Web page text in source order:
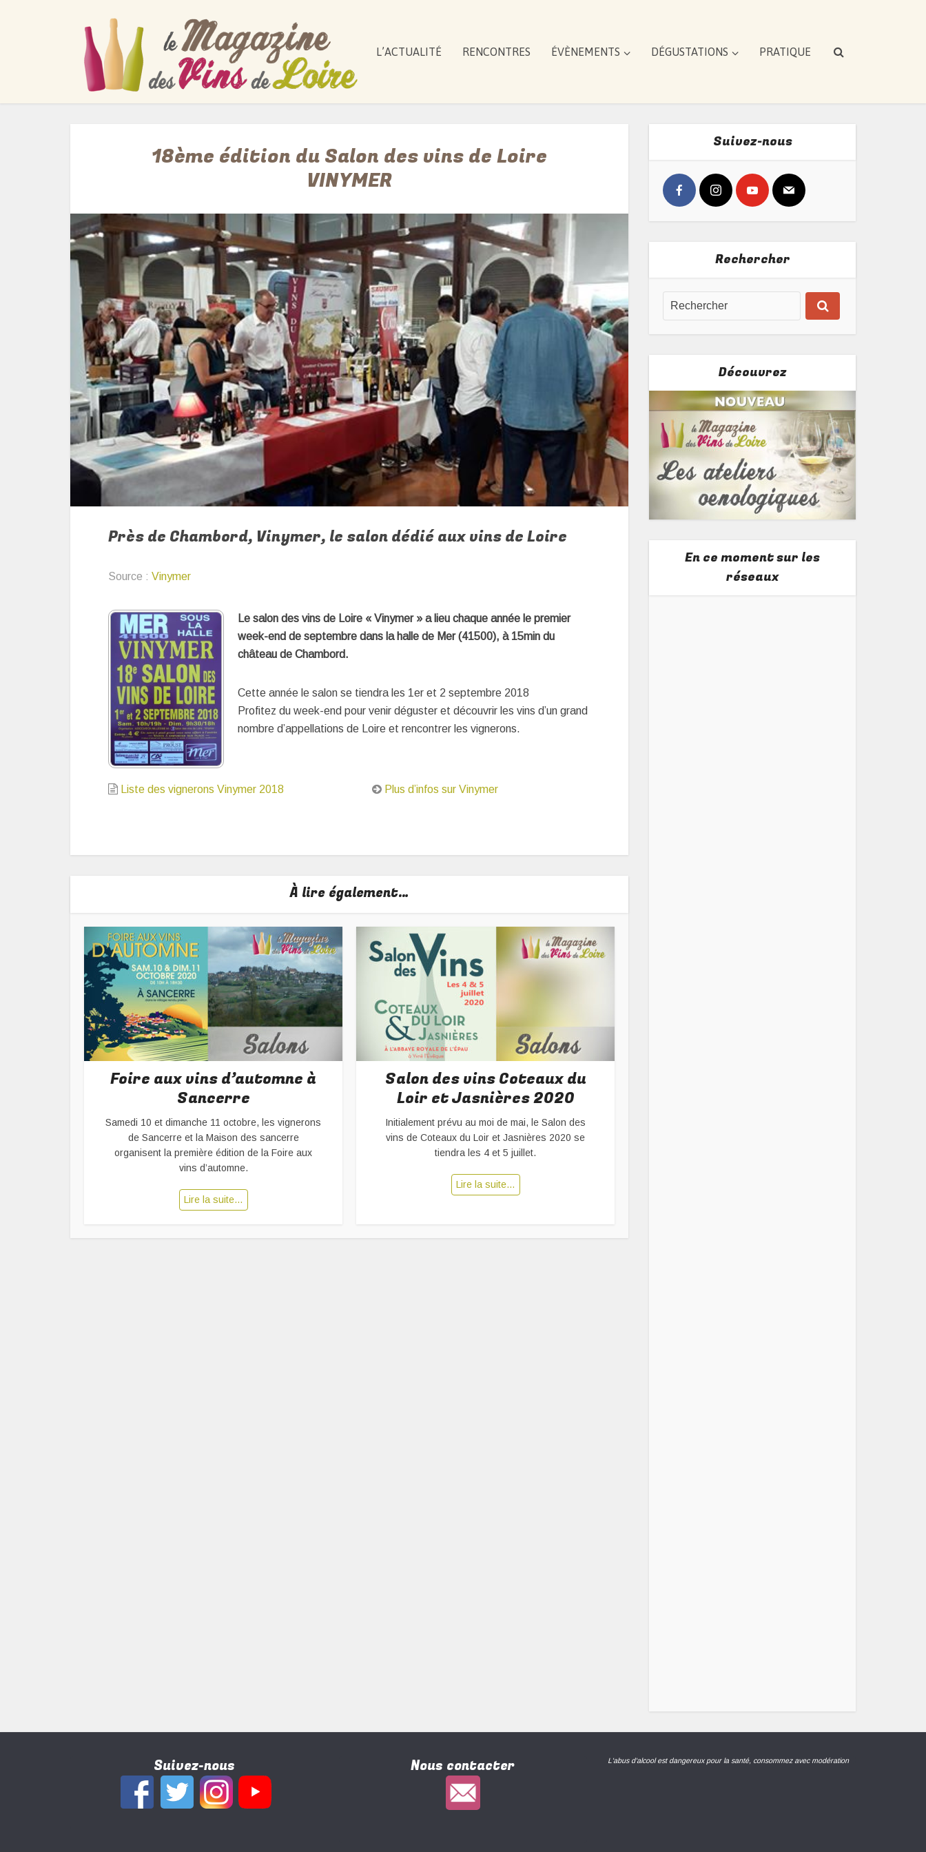
L’ACTUALITÉ RENCONTRES ÉVÈNEMENTS DÉGUSTATIONS PRATIQUE
18ème édition du Salon des vins de Loire
VINYMER
Près de Chambord, Vinymer, le salon dédié aux vins de Loire
Source : Vinymer
Le salon des vins de Loire « Vinymer » a lieu chaque année le premier
week-end de septembre dans la halle de Mer (41500), à 15min du
château de Chambord.
Cette année le salon se tiendra les 1er et 2 septembre 2018
Profitez du week-end pour venir déguster et découvrir les vins d’un grand
nombre d’appellations de Loire et rencontrer les vignerons.
Liste des vignerons Vinymer 2018 Plus d’infos sur Vinymer
À lire également…
Foire aux vins d’automne à
Sancerre
Samedi 10 et dimanche 11 octobre, les vignerons
de Sancerre et la Maison des sancerre
organisent la première édition de la Foire aux
vins d’automne.
Lire la suite…
Salon des vins Coteaux du
Loir et Jasnières 2020
Initialement prévu au moi de mai, le Salon des
vins de Coteaux du Loir et Jasnières 2020 se
tiendra les 4 et 5 juillet.
Lire la suite…
Suivez-nous
Rechercher
Découvrez
En ce moment sur les
réseaux
Suivez-nous Nous contacter L'abus d'alcool est dangereux pour la santé, consommez avec modération